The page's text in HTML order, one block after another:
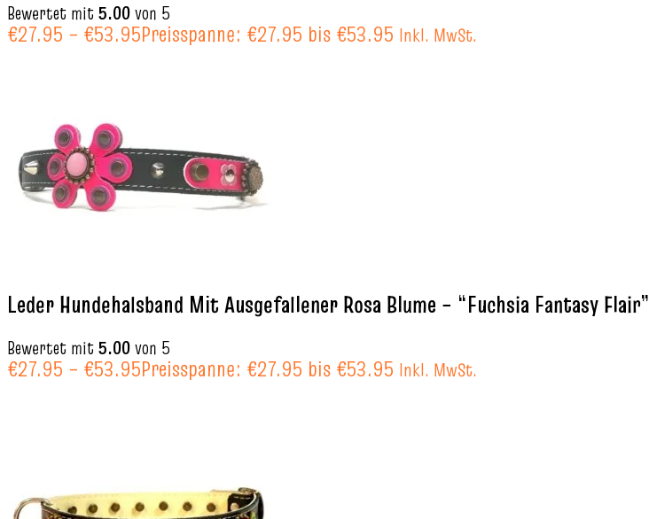
Bewertet mit5.00von 5
€27.95 – €53.95Preisspanne: €27.95 bis €53.95 Inkl. MwSt.
Leder Hundehalsband Mit Ausgefallener Rosa Blume – “Fuchsia Fantasy Flair”
Bewertet mit5.00von 5
€27.95 – €53.95Preisspanne: €27.95 bis €53.95 Inkl. MwSt.